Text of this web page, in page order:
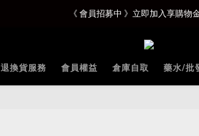
《 會員招募中 》立即加入享購物
退換貨服務 會員權益 倉庫自取 藥水/批